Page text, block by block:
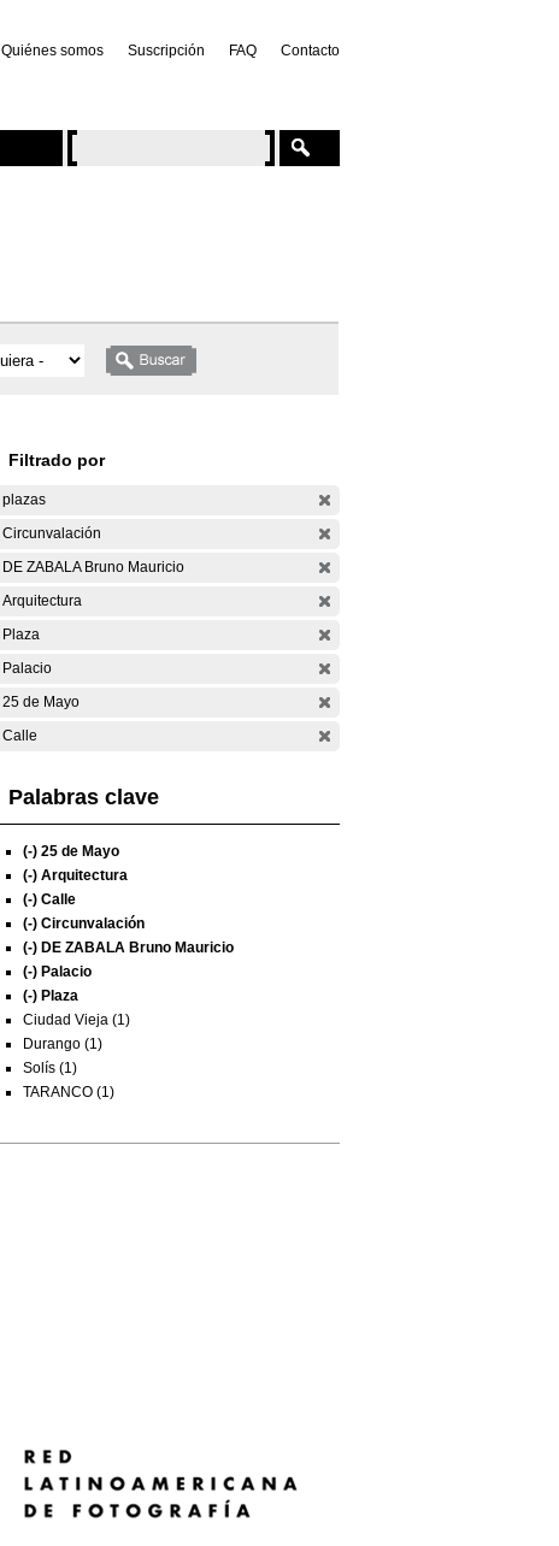
Quiénes somos Suscripción FAQ Contacto
Filtrado por
plazas
Circunvalación
DE ZABALA Bruno Mauricio
Arquitectura
Plaza
Palacio
25 de Mayo
Calle
Palabras clave
(-) 25 de Mayo
(-) Arquitectura
(-) Calle
(-) Circunvalación
(-) DE ZABALA Bruno Mauricio
(-) Palacio
(-) Plaza
Ciudad Vieja (1)
Durango (1)
Solís (1)
TARANCO (1)